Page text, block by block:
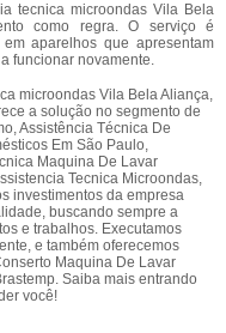
tecnica microondas Vila Bela
como regra. O serviço é
aparelhos que apresentam
funcionar novamente.
microondas Vila Bela Aliança,
a solução no segmento de
Assistência Técnica De
Em São Paulo,
Maquina De Lavar
Tecnica Microondas,
investimentos da empresa
buscando sempre a
e trabalhos. Executamos
e também oferecemos
Maquina De Lavar
Saiba mais entrando
você!